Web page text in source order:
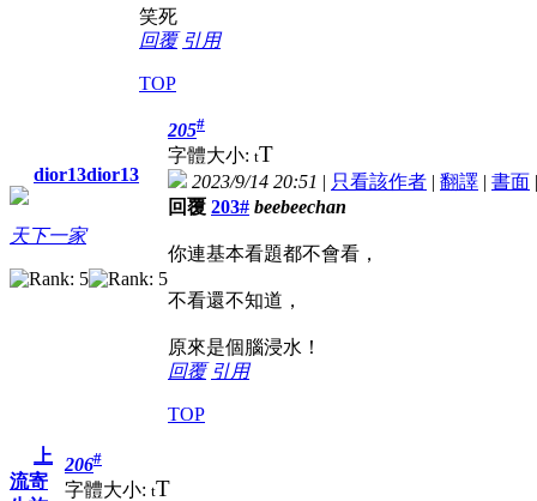
笑死
回覆 引用
TOP
dior13dior13
天下一家
205#
字體大小: tT
2023/9/14 20:51 | 只看該作者 | 翻譯 | 書面
回覆 203# beebeechan
你連基本看題都不會看，
不看還不知道，
原來是個腦浸水！
回覆 引用
TOP
上
流寄
206#
字體大小: tT